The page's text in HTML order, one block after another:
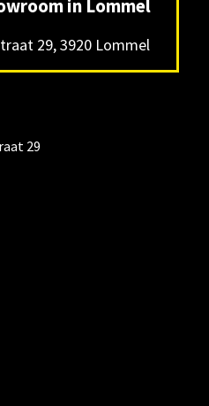
in Lommel
29, 3920 Lommel
29